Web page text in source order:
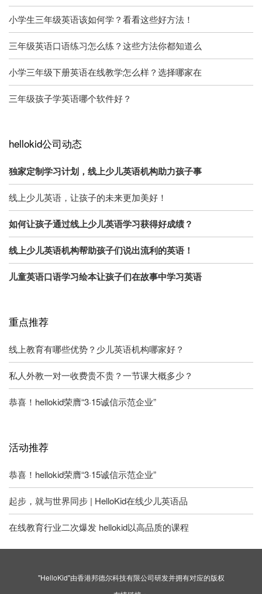
小学生三年级英语该如何学？看看这些好方法！
三年级英语口语练习怎么练？这些方法你都知道么
小学三年级下册英语在线教学怎么样？选择哪家在
三年级孩子学英语哪个软件好？
hellokid公司动态
独家定制学习计划，线上少儿英语机构助力孩子事
线上少儿英语，让孩子的未来更加美好！
如何让孩子通过线上少儿英语学习获得好成绩？
线上少儿英语机构帮助孩子们说出流利的英语！
儿童英语口语学习绘本让孩子们在故事中学习英语
重点推荐
线上教育有哪些优势？少儿英语机构哪家好？
私人外教一对一收费贵不贵？一节课大概多少？
恭喜！hellokid荣膺“3·15诚信示范企业”
活动推荐
恭喜！hellokid荣膺“3·15诚信示范企业”
起步，就与世界同步 | HelloKid在线少儿英语品
在线教育行业二次爆发 hellokid以高品质的课程
"HelloKid"由香港邦德尔科技有限公司研发并拥有对应的版权